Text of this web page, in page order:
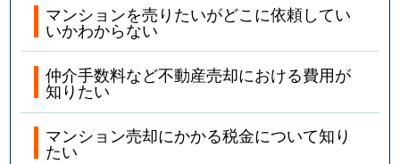
マンションを売りたいがどこに依頼してい
いかわからない
仲介手数料など不動産売却における費用が
知りたい
マンション売却にかかる税金について知り
たい